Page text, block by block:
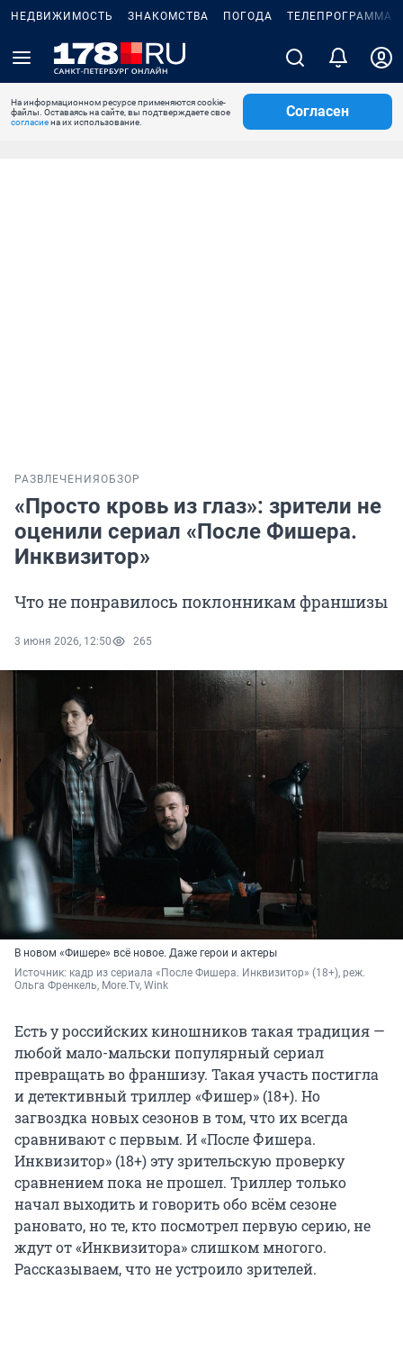
НЕДВИЖИМОСТЬ ЗНАКОМСТВА ПОГОДА ТЕЛЕПРОГРАММА
На информационном ресурсе применяются cookie-
файлы. Оставаясь на сайте, вы подтверждаете свое
согласиена их использование.
Согласен
РАЗВЛЕЧЕНИЯ ОБЗОР
«Просто кровь из глаз»: зрители не
оценили сериал «После Фишера.
Инквизитор»
Что не понравилось поклонникам франшизы
3 июня 2026, 12:50 265
В новом «Фишере» всё новое. Даже герои и актеры
Источник: кадр из сериала «После Фишера. Инквизитор» (18+), реж.
Ольга Френкель, More.Tv, Wink
Есть у российских киношников такая традиция —
любой мало-мальски популярный сериал
превращать во франшизу. Такая участь постигла
и детективный триллер «Фишер» (18+). Но
загвоздка новых сезонов в том, что их всегда
сравнивают с первым. И «После Фишера.
Инквизитор» (18+) эту зрительскую проверку
сравнением пока не прошел. Триллер только
начал выходить и говорить обо всём сезоне
рановато, но те, кто посмотрел первую серию, не
ждут от «Инквизитора» слишком многого.
Рассказываем, что не устроило зрителей.